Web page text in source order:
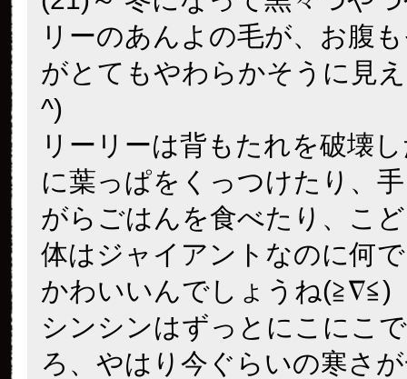
リーのあんよの毛が、お腹
がとてもやわらかそうに見
^)
リーリーは背もたれを破壊
に葉っぱをくっつけたり、
がらごはんを食べたり、こ
体はジャイアントなのに何
かわいいんでしょうね(≧∇≦)
シンシンはずっとにこにこ
ろ、やはり今ぐらいの寒さ